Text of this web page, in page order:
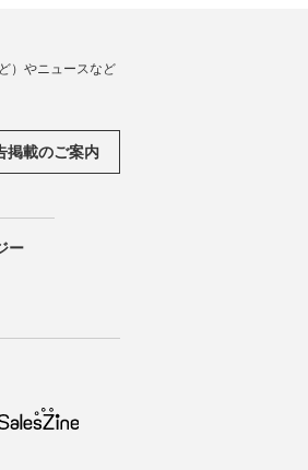
）やニュースなど
掲載のご案内
ー